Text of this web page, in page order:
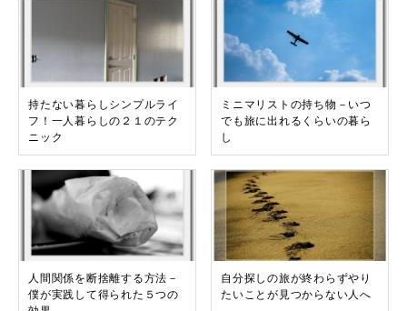
持たない暮らしシンプルライ
フ！一人暮らしの２１のテク
ニック
ミニマリストの持ち物－いつ
でも旅に出れるくらいの暮ら
し
人間関係を断捨離する方法－
僕が実践して得られた５つの
自分探しの旅が終わらずやり
たいことが見つからない人へ